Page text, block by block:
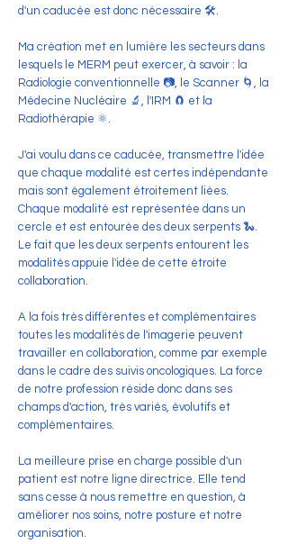
d'un caducée est donc nécessaire 🛠️.
Ma création met en lumière les secteurs dans
lesquels le MERM peut exercer, à savoir : la
Radiologie conventionnelle 📷, le Scanner 🌀, la
Médecine Nucléaire 🔬, l'IRM 🧲 et la
Radiothérapie ⚛️.
J'ai voulu dans ce caducée, transmettre l'idée
que chaque modalité est certes indépendante
mais sont également étroitement liées.
Chaque modalité est représentée dans un
cercle et est entourée des deux serpents 🐍.
Le fait que les deux serpents entourent les
modalités appuie l'idée de cette étroite
collaboration.
A la fois très différentes et complémentaires
toutes les modalités de l'imagerie peuvent
travailler en collaboration, comme par exemple
dans le cadre des suivis oncologiques. La force
de notre profession réside donc dans ses
champs d'action, très variés, évolutifs et
complémentaires.
La meilleure prise en charge possible d'un
patient est notre ligne directrice. Elle tend
sans cesse à nous remettre en question, à
améliorer nos soins, notre posture et notre
organisation.